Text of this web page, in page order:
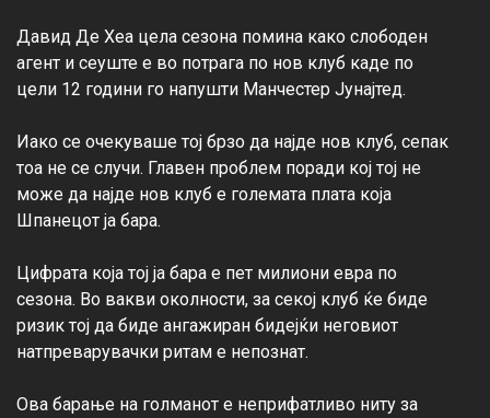
Давид Де Хеа цела сезона помина како слободен
агент и сеуште е во потрага по нов клуб каде по
цели 12 години го напушти Манчестер Јунајтед.
Иако се очекуваше тој брзо да најде нов клуб, сепак
тоа не се случи. Главен проблем поради кој тој не
може да најде нов клуб е големата плата која
Шпанецот ја бара.
Цифрата која тој ја бара е пет милиони евра по
сезона. Во вакви околности, за секој клуб ќе биде
ризик тој да биде ангажиран бидејќи неговиот
натпреварувачки ритам е непознат.
Ова барање на голманот е неприфатливо ниту за